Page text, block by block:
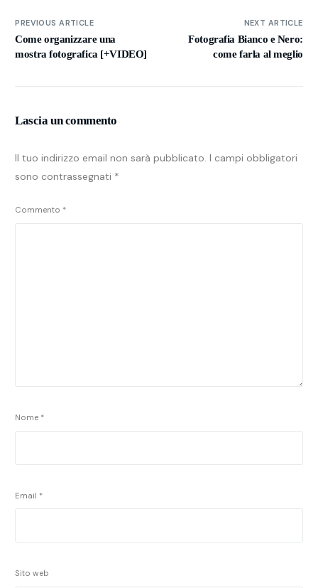
PREVIOUS ARTICLE
Come organizzare una
mostra fotografica [+VIDEO]
NEXT ARTICLE
Fotografia Bianco e Nero:
come farla al meglio
Lascia un commento
Il tuo indirizzo email non sarà pubblicato. I campi obbligatori
sono contrassegnati *
Commento *
Nome *
Email *
Sito web